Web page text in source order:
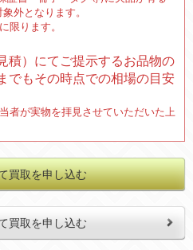
外となります。
限ります。
積）にてご提示するお品物の
でもその時点での相場の目安
者が実物を拝見させていただいた上
買取を申し込む
買取を申し込む